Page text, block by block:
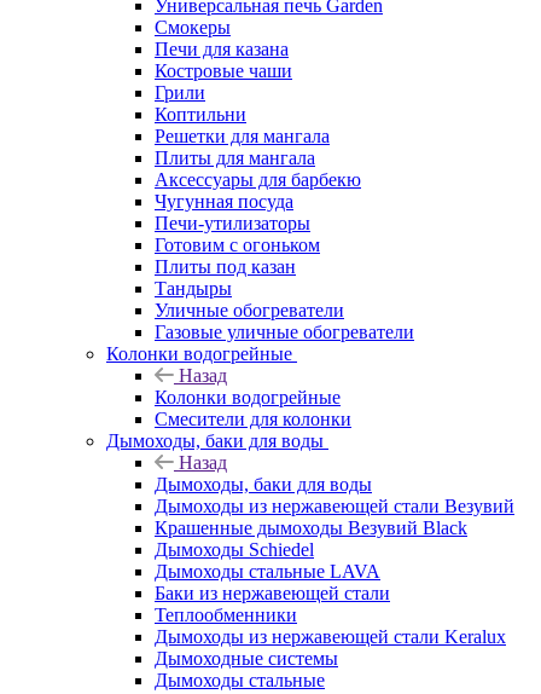
Универсальная печь Garden
Смокеры
Печи для казана
Костровые чаши
Грили
Коптильни
Решетки для мангала
Плиты для мангала
Аксессуары для барбекю
Чугунная посуда
Печи-утилизаторы
Готовим с огоньком
Плиты под казан
Тандыры
Уличные обогреватели
Газовые уличные обогреватели
Колонки водогрейные
Назад
Колонки водогрейные
Смесители для колонки
Дымоходы, баки для воды
Назад
Дымоходы, баки для воды
Дымоходы из нержавеющей стали Везувий
Крашенные дымоходы Везувий Black
Дымоходы Schiedel
Дымоходы стальные LAVA
Баки из нержавеющей стали
Теплообменники
Дымоходы из нержавеющей стали Keralux
Дымоходные системы
Дымоходы стальные